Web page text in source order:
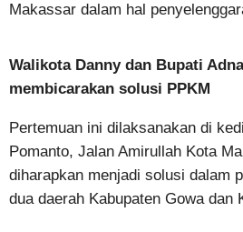
Makassar dalam hal
Walikota Danny dan Bupati
membicarakan solusi PPKM
Pertemuan ini dilaksanakan di
Pomanto, Jalan Amirullah Kota
diharapkan menjadi solusi dalam
dua daerah Kabupaten Gowa dan